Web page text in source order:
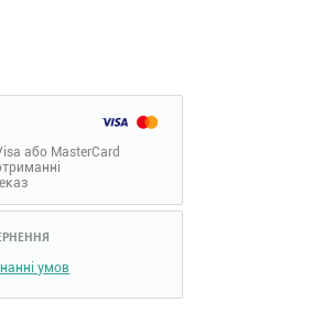
або MasterCard
умов